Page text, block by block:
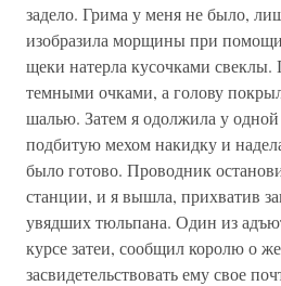
задело. Грима у меня не было,
изобразила морщины при
щеки натерла кусочками свеклы.
темными очками, а голову
шалью. Затем я одолжила у
подбитую мехом накидку и
было готово. Проводник
станции, и я вышла, прихватив
увядших тюльпана. Один из
курсе затеи, сообщил королю о
засвидетельствовать ему свое